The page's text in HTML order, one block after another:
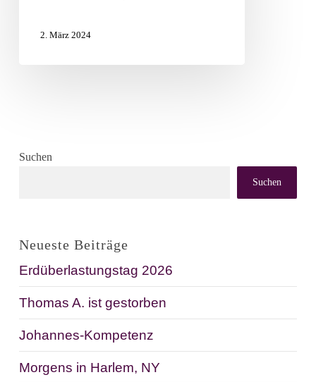
2. März 2024
Suchen
Suchen
Neueste Beiträge
Erdüberlastungstag 2026
Thomas A. ist gestorben
Johannes-Kompetenz
Morgens in Harlem, NY